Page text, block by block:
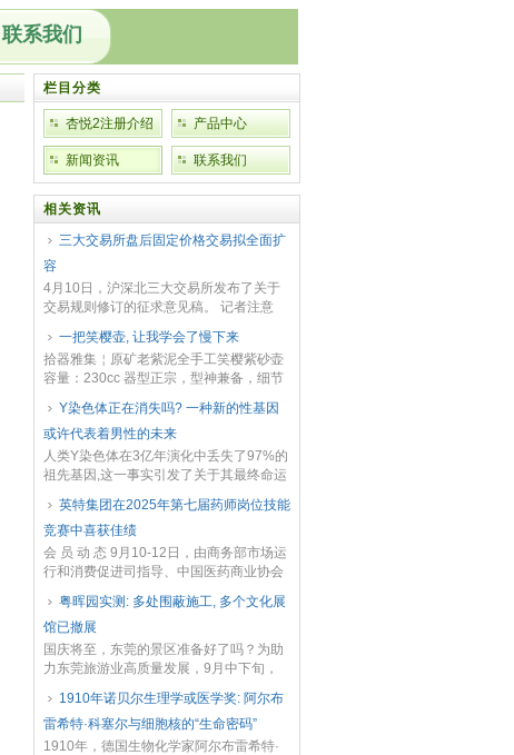
联系我们
栏目分类
杏悦2注册介绍 产品中心
新闻资讯 联系我们
相关资讯
三大交易所盘后固定价格交易拟全面扩
容
4月10日，沪深北三大交易所发布了关于
交易规则修订的征求意见稿。 记者注意
后固定价格交易适用范围扩展至全部A股
和交易型开放式...
一把笑樱壶, 让我学会了慢下来
拾器雅集￤原矿老紫泥全手工笑樱紫砂壶
容量：230cc 器型正宗，型神兼备，细节
翘，妙不可言，泡养后效果出彩，上手把
玩舒适 朋...
Y染色体正在消失吗? 一种新的性基因
或许代表着男性的未来
人类Y染色体在3亿年演化中丢失了97%的
祖先基因,这一事实引发了关于其最终命运
化生物学家珍妮·格雷夫斯在2002年提出
的预测...
英特集团在2025年第七届药师岗位技能
竞赛中喜获佳绩
会 员 动 态 9月10-12日，由商务部市场运
行和消费促进司指导、中国医药商业协会
赛在湖北武汉顺利举行。 英特集团（0...
粤晖园实测: 多处围蔽施工, 多个文化展
馆已撤展
国庆将至，东莞的景区准备好了吗？为助
力东莞旅游业高质量发展，9月中下旬，
以第三方视角对东莞五个知名景区展开测
评，聚焦入园体...
1910年诺贝尔生理学或医学奖: 阿尔布
雷希特·科塞尔与细胞核的“生命密码”
1910年，德国生物化学家阿尔布雷希特·